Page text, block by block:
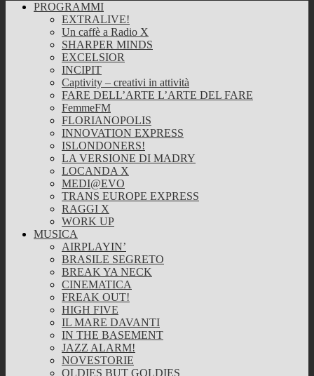
PROGRAMMI
EXTRALIVE!
Un caffè a Radio X
SHARPER MINDS
EXCELSIOR
INCIPIT
Captivity – creativi in attività
FARE DELL’ARTE L’ARTE DEL FARE
FemmeFM
FLORIANOPOLIS
INNOVATION EXPRESS
ISLONDONERS!
LA VERSIONE DI MADRY
LOCANDA X
MEDI@EVO
TRANS EUROPE EXPRESS
RAGGI X
WORK UP
MUSICA
AIRPLAYIN’
BRASILE SEGRETO
BREAK YA NECK
CINEMATICA
FREAK OUT!
HIGH FIVE
IL MARE DAVANTI
IN THE BASEMENT
JAZZ ALARM!
NOVESTORIE
OLDIES BUT GOLDIES